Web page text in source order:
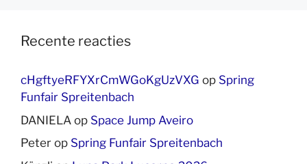
Recente reacties
cHgftyeRFYXrCmWGoKgUzVXG op Spring
Funfair Spreitenbach
DANIELA op Space Jump Aveiro
Peter op Spring Funfair Spreitenbach